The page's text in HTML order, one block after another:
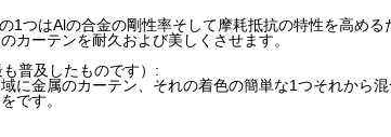
1つはAlの合金の剛性率そして摩耗抵抗の特性を高め
カーテンを耐久および美しくさせます。
普及したものです）:
に金属のカーテン、それの着色の簡単な1つそれから
です。